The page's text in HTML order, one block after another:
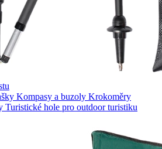
Kompasy a buzoly Krokoměry
Turistické hole pro outdoor turistiku